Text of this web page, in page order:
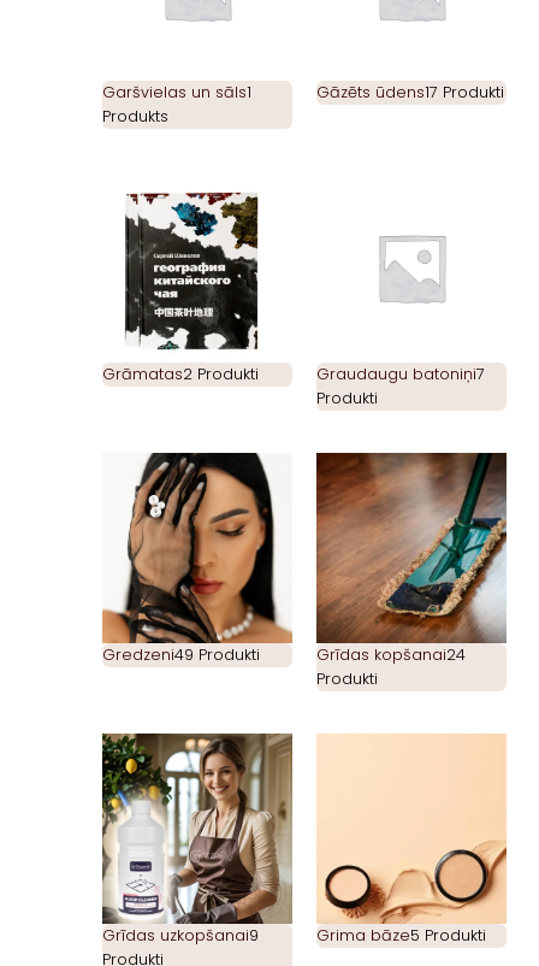
Garšvielas un sāls1
Produkts
Gāzēts ūdens17 Produkti
Grāmatas2 Produkti Graudaugu batoniņi7
Produkti
Gredzeni49 Produkti Grīdas kopšanai24
Produkti
Grīdas uzkopšanai9
Produkti
Grima bāze5 Produkti